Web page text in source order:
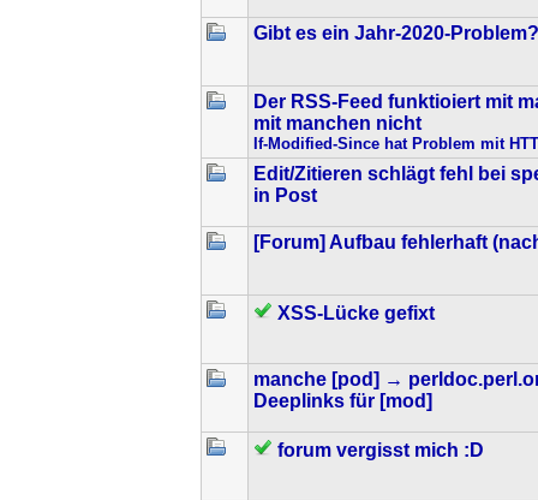
Gibt es ein Jahr-2020-Problem?
Der RSS-Feed funktioiert mit
mit manchen nicht
If-Modified-Since hat Problem mit
Edit/Zitieren schlägt fehl bei
in Post
[Forum] Aufbau fehlerhaft
XSS-Lücke gefixt
manche [pod] →
Deeplinks für [mod]
forum vergisst mich :D